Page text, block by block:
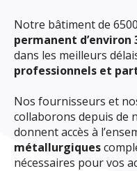
Notre bâtiment de
permanent d’environ
dans les meilleurs
professionnels et
Nos fournisseurs et
collaborons depuis de
donnent accès à
métallurgiques
nécessaires pour vos